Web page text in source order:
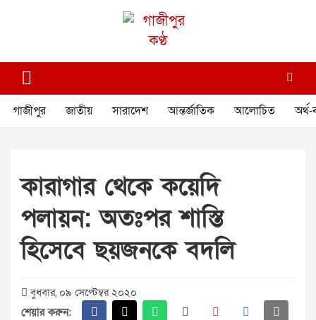
গাজীপুর কণ্ঠ
গাজীপুর জাতীয় সারাদেশ আন্তর্জাতিক আলোচিত অর্থ-
কারাগার থেকে কয়েদি
পলায়ন: অতঃপর শাস্তি
হিসেবে ছয়জনকে বদলি
বুধবার, ০৯ সেপ্টেম্বর ২০২০
শেয়ার করুন: